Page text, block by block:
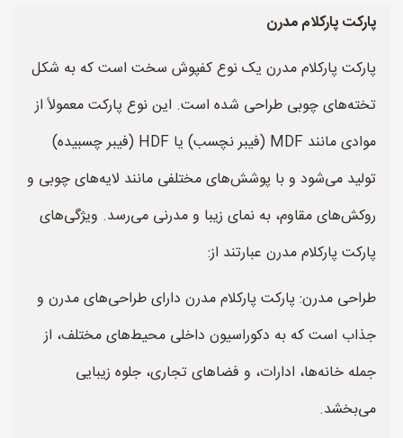
پارکت پارکلام مدرن
پارکت پارکلام مدرن یک نوع کفپوش سخت است که به شکل
تخته‌های چوبی طراحی شده است. این نوع پارکت معمولاً از
موادی مانند MDF (فیبر نچسب) یا HDF (فیبر چسبیده)
تولید می‌شود و با پوشش‌های مختلفی مانند لایه‌های چوبی و
روکش‌های مقاوم، به نمای زیبا و مدرنی می‌رسد. ویژگی‌های
پارکت پارکلام مدرن عبارتند از:
طراحی مدرن: پارکت پارکلام مدرن دارای طراحی‌های مدرن و
جذاب است که به دکوراسیون داخلی محیط‌های مختلف، از
جمله خانه‌ها، ادارات، و فضاهای تجاری، جلوه زیبایی
می‌بخشد.